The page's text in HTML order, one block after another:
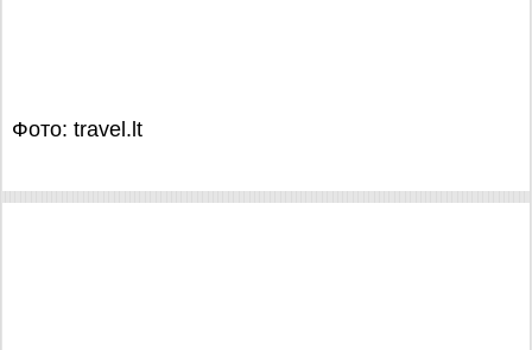
Фото: travel.lt